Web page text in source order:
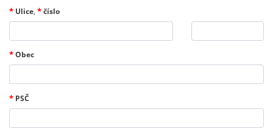
* Ulice, *číslo
*Obec
* PSČ